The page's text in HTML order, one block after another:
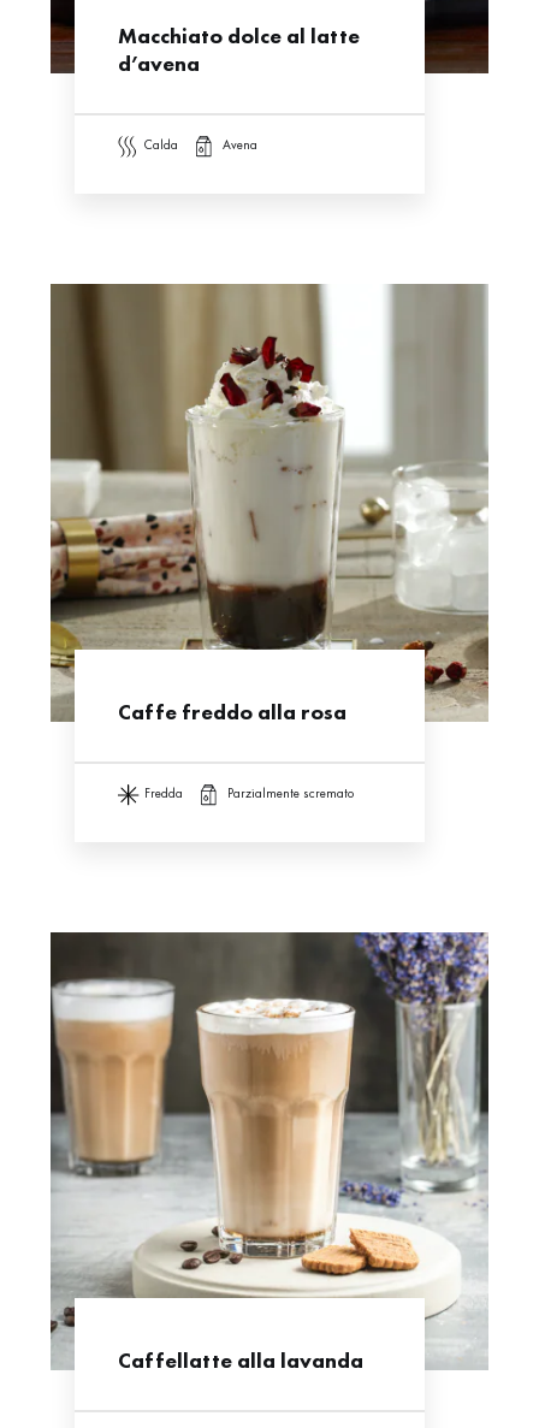
Macchiato dolce al latte
d’avena
calda avena
Caffe freddo alla rosa
fredda parzialmente scremato
Caffellatte alla lavanda